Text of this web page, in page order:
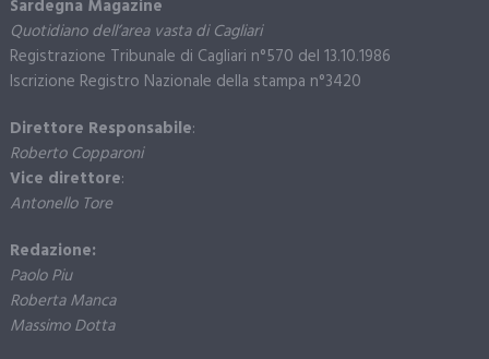
Sardegna Magazine
Quotidiano dell’area vasta di Cagliari
Registrazione Tribunale di Cagliari n°570 del 13.10.1986
Iscrizione Registro Nazionale della stampa n°3420
Direttore Responsabile:
Roberto Copparoni
Vice direttore:
Antonello Tore
Redazione:
Paolo Piu
Roberta Manca
Massimo Dotta